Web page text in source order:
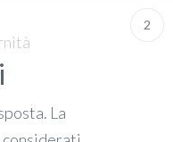
2
La